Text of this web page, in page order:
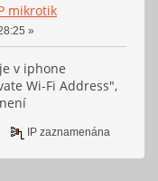
mikrotik
»
v iphone
Wi-Fi Address",
IP zaznamenána